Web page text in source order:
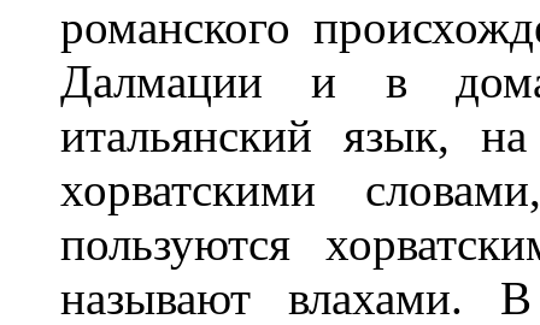
романского
Далмации и в
итальянский язык,
хорватскими
пользуются
называют влахами.